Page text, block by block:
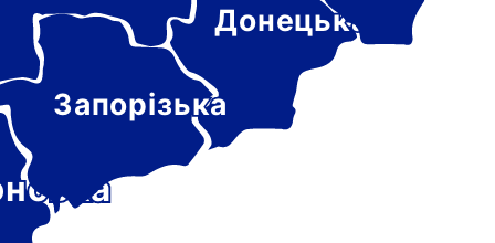
Донецька
Запорізька